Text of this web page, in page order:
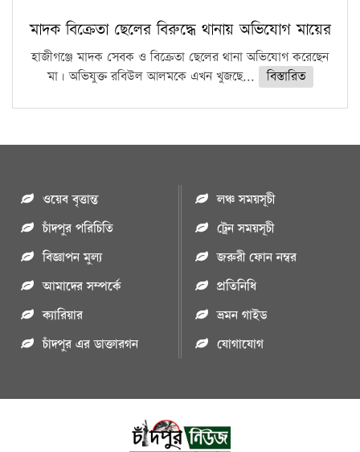
মাদক বিক্রেতা ছেলের বিরুদ্ধে থানায় অভিযোগ মায়ের
হাজীগঞ্জে মাদক সেবক ও বিক্রেতা ছেলের থানা অভিযোগ করেছেন
মা। অভিযুক্ত রবিউল আলমকে এখন খুজছে...
বিস্তারিত
ওয়েব বৃত্তান্ত
চাঁদপুর পরিচিতি
বিজ্ঞাপন মুল্য
আমাদের সম্পর্কে
ক্যারিয়ার
চাঁদপুর এর ডাক্তারগন
লঞ্চ সময়সূচী
ট্রেন সময়সূচী
জরুরী ফোন নম্বর
প্রতিনিধি
ভ্রমন গাইড
যোগাযোগ